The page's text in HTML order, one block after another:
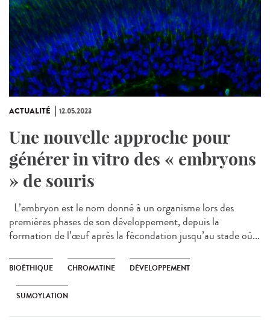
ACTUALITÉ 12.05.2023
Une nouvelle approche pour
générer in vitro des « embryons
» de souris
L’embryon est le nom donné à un organisme lors des
premières phases de son développement, depuis la
formation de l’œuf après la fécondation jusqu’au stade où...
BIOÉTHIQUE CHROMATINE DÉVELOPPEMENT
SUMOYLATION